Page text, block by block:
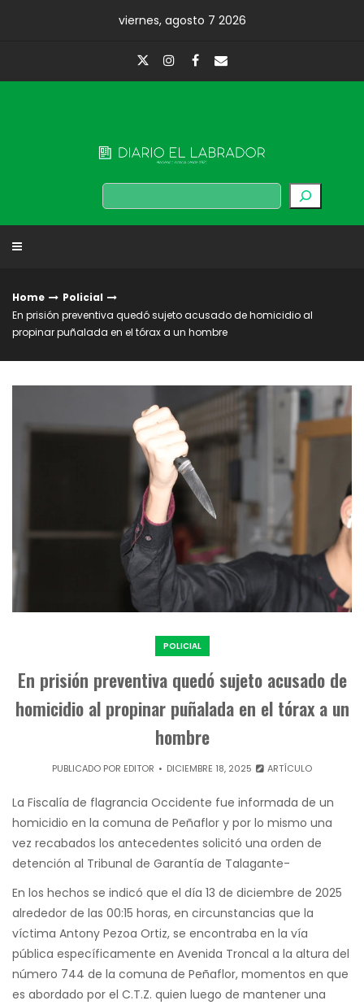
viernes, agosto 7 2026
Buscar
Home
Policial
En prisión preventiva quedó sujeto acusado de homicidio al
propinar puñalada en el tórax a un hombre
POLICIAL
En prisión preventiva quedó sujeto acusado de
homicidio al propinar puñalada en el tórax a un
hombre
PUBLICADO POR EDITOR DICIEMBRE 18, 2025 ARTÍCULO
La Fiscalía de flagrancia Occidente fue informada de un
homicidio en la comuna de Peñaflor y por lo mismo una
vez recabados los antecedentes solicitó una orden de
detención al Tribunal de Garantía de Talagante-
En los hechos se indicó que el día 13 de diciembre de 2025
alrededor de las 00:15 horas, en circunstancias que la
víctima Antony Pezoa Ortiz, se encontraba en la vía
pública específicamente en Avenida Troncal a la altura del
número 744 de la comuna de Peñaflor, momentos en que
es abordado por el C.T.Z. quien luego de mantener una